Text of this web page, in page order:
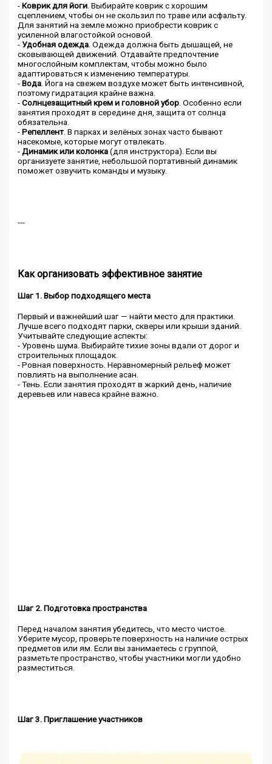
-Коврик для йоги . Выбирайте коврик с хорошим
сцеплением, чтобы он не скользил по траве или асфальту.
Для занятий на земле можно приобрести коврик с
усиленной влагостойкой основой.
-Удобная одежда . Одежда должна быть дышащей, не
сковывающей движений. Отдавайте предпочтение
многослойным комплектам, чтобы можно было
адаптироваться к изменению температуры.
-Вода . Йога на свежем воздухе может быть интенсивной,
поэтому гидратация крайне важна.
-Солнцезащитный крем и головной убор . Особенно если
занятия проходят в середине дня, защита от солнца
обязательна.
-Репеллент . В парках и зелёных зонах часто бывают
насекомые, которые могут отвлекать.
-Динамик или колонка(для инструктора). Если вы
организуете занятие, небольшой портативный динамик
поможет озвучить команды и музыку.
---
Как организовать эффективное занятие
Шаг 1. Выбор подходящего места
Первый и важнейший шаг — найти место для практики.
Лучше всего подходят парки, скверы или крыши зданий.
Учитывайте следующие аспекты:
- Уровень шума. Выбирайте тихие зоны вдали от дорог и
строительных площадок.
- Ровная поверхность. Неравномерный рельеф может
повлиять на выполнение асан.
- Тень. Если занятия проходят в жаркий день, наличие
деревьев или навеса крайне важно.
Шаг 2. Подготовка пространства
Перед началом занятия убедитесь, что место чистое.
Уберите мусор, проверьте поверхность на наличие острых
предметов или ям. Если вы занимаетесь с группой,
разметьте пространство, чтобы участники могли удобно
разместиться.
Шаг 3. Приглашение участников